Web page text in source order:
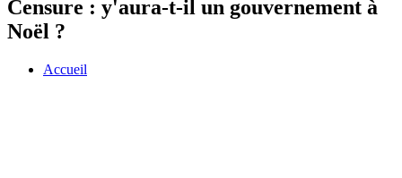
Censure : y'aura-t-il un gouvernement à
Noël ?
Accueil